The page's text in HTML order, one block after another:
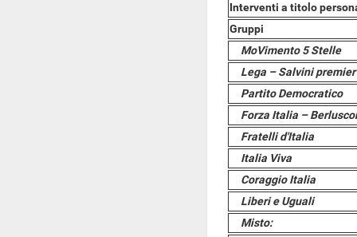
Interventi a titolo
Gruppi
MoVimento 5 Stelle
Lega – Salvini premier
Partito Democratico
Forza Italia –
Fratelli d'Italia
Italia Viva
Coraggio Italia
Liberi e Uguali
Misto: